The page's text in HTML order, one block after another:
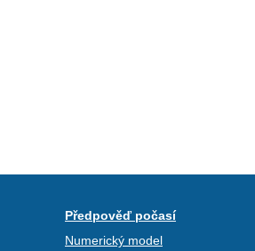
Předpověď počasí
Numerický model